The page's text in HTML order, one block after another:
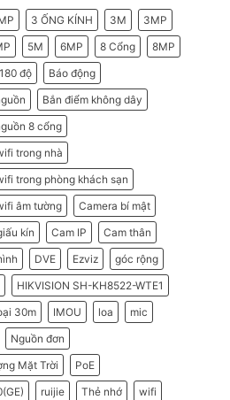
3 ỐNG KÍNH 3M
3MP
5M 6MP 8 Cổng
8MP
180 độ
Báo động
Bắn điểm không dây
8 cổng
trong nhà
trong phòng khách sạn
âm tường
Camera bí mật
kín
Cam IP
Cam thân
DVE Ezviz
góc rộng
HIKVISION SH-KH8522-WTE1
30m
IMOU loa
mic
Nguồn đơn
Mặt Trời
PoE
ruijie Thẻ nhớ
wifi